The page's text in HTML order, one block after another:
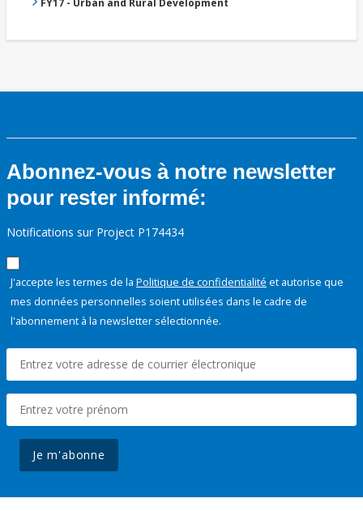
FY17 - Urban and Rural Development
Abonnez-vous à notre newsletter
pour rester informé:
Notifications sur Project P174434
J'accepte les termes de la Politique de confidentialité et autorise que
mes données personnelles soient utilisées dans le cadre de
l'abonnement à la newsletter sélectionnée.
Je m'abonne